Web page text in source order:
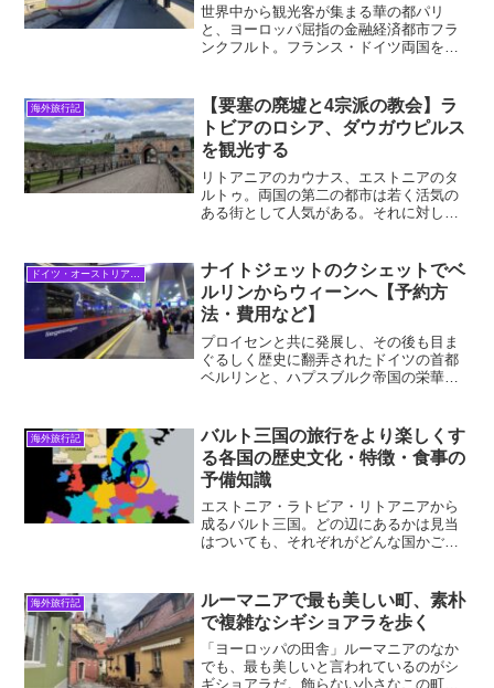
世界中から観光客が集まる華の都パリ
と、ヨーロッパ屈指の金融経済都市フラ
ンクフルト。フランス・ドイツ両国を代
時間で、ストレスなく市内中心部へアク
セスできます。2023年...
海外旅行記
【要塞の廃墟と4宗派の教会】ラ
トビアのロシア、ダウガウピルス
を観光する
リトアニアのカウナス、エストニアのタ
ルトゥ。両国の第二の都市は若く活気の
ある街として人気がある。それに対して
も載っておらず、訪問先としてほとんど
認知されていない...
ナイトジェットのクシェットでベ
ルリンからウィーンへ【予約方
法・費用など】
プロイセンと共に発展し、その後も目ま
ぐるしく歴史に翻弄されたドイツの首都
ベルリンと、ハプスブルク帝国の栄華を
ーストリア国鉄（OBB）の夜行列車、ナ
イトジェットが結んでい...
海外旅行記
バルト三国の旅行をより楽しくす
る各国の歴史文化・特徴・食事の
予備知識
エストニア・ラトビア・リトアニアから
成るバルト三国。どの辺にあるかは見当
はついても、それぞれがどんな国かご存
シアに脅かされている旧ソ連の
国」．．．そんな断片的な情報も、こ...
海外旅行記
ルーマニアで最も美しい町、素朴
で複雑なシギショアラを歩く
「ヨーロッパの田舎」ルーマニアのなか
でも、最も美しいと言われているのがシ
ギショアラだ。飾らない小さなこの町